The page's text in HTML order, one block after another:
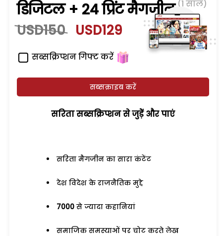
डिजिटल + 24 प्रिंट मैगजीन (1 साल)
USD150 USD129
सब्सक्रिप्शन गिफ्ट करें
सब्सक्राइब करें
सरिता सब्सक्रिप्शन से जुड़ेें और पाएं
सरिता मैगजीन का सारा कंटेंट
देश विदेश के राजनैतिक मुद्दे
7000 से ज्यादा कहानियां
समाजिक समस्याओं पर चोट करते लेख